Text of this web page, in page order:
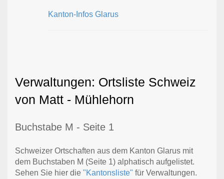
Kanton-Infos Glarus
Verwaltungen: Ortsliste Schweiz
von Matt - Mühlehorn
Buchstabe M - Seite 1
Schweizer Ortschaften aus dem Kanton Glarus mit
dem Buchstaben M (Seite 1) alphatisch aufgelistet.
Sehen Sie hier die "Kantonsliste" für Verwaltungen.